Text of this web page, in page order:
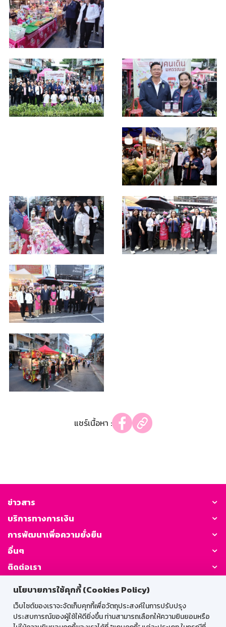
นโยบายการใช้คุกกี้ (Cookies Policy)
เว็บไซต์ของเราจะจัดเก็บคุกกี้เพื่อวัตถุประสงค์ในการปรับปรุง
ประสบการณ์ของผู้ใช้ให้ดียิ่งขึ้น ท่านสามารถเลือกให้ความยินยอมหรือ
แชร์เนื้อหา :
ข่าวสาร
บริการทางการเงิน
การพัฒนาเพื่อความยั่งยืน
อื่นๆ
ติดต่อเรา
GSB Society: